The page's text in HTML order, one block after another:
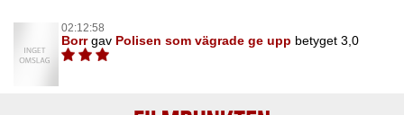
02:12:58
Borrgav Polisen som vägrade ge upp betyget 3,0